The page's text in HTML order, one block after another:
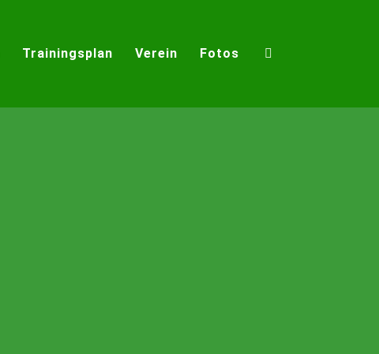
Trainingsplan Verein Fotos